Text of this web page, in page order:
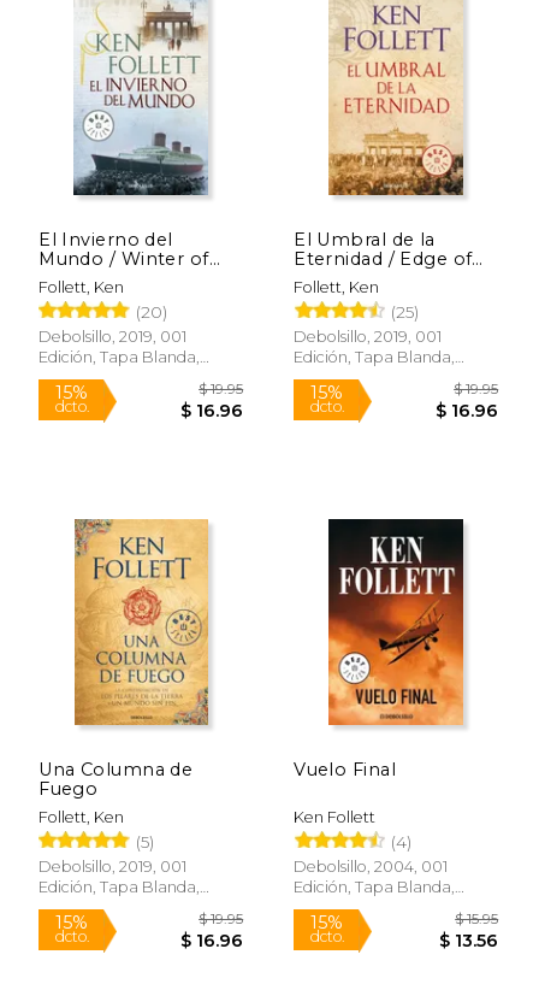
Rápido Rápido
El Invierno del
Mundo / Winter of
the World
Follett, Ken
(20)
Debolsillo, 2019, 001
Edición, Tapa Blanda,
Nuevo
El Umbral de la
Eternidad / Edge of
Eternity
Follett, Ken
(25)
Debolsillo, 2019, 001
Edición, Tapa Blanda,
Nuevo
Una Columna de
Fuego
Follett, Ken
(5)
Debolsillo, 2019, 001
Edición, Tapa Blanda,
Nuevo
Vuelo Final
Ken Follett
(4)
Debolsillo, 2004, 001
Edición, Tapa Blanda,
Nuevo